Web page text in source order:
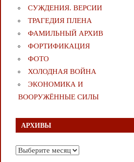
СУЖДЕНИЯ. ВЕРСИИ
ТРАГЕДИЯ ПЛЕНА
ФАМИЛЬНЫЙ АРХИВ
ФОРТИФИКАЦИЯ
ФОТО
ХОЛОДНАЯ ВОЙНА
ЭКОНОМИКА И
ВООРУЖЁННЫЕ СИЛЫ
АРХИВЫ
Архивы